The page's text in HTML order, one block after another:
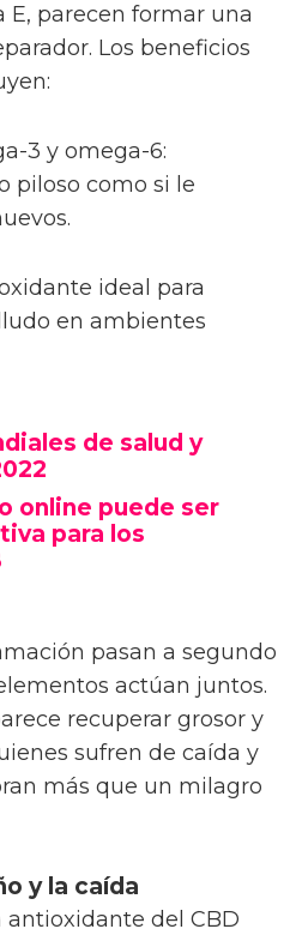
parecen formar una
Los beneficios
3 y omega-6:
piloso como si le
ideal para
en ambientes
de salud y
online puede ser
para los
pasan a segundo
actúan juntos.
recuperar grosor y
sufren de caída y
más que un milagro
y la caída
antioxidante del CBD